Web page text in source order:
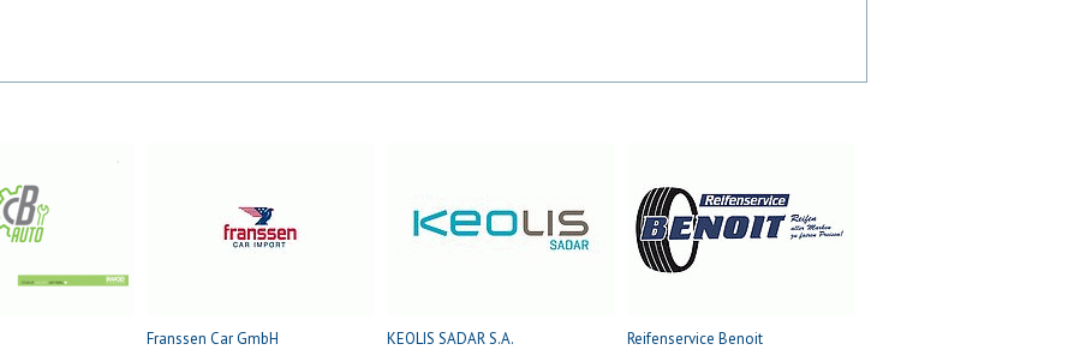
Franssen Car GmbH KEOLIS SADAR S.A. Reifenservice Benoit